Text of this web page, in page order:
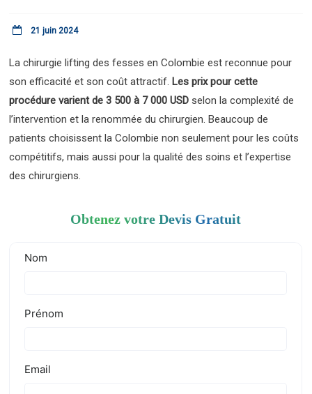
21 juin 2024
La chirurgie lifting des fesses en Colombie est reconnue pour
son efficacité et son coût attractif. Les prix pour cette
procédure varient de 3 500 à 7 000 USD selon la complexité de
l’intervention et la renommée du chirurgien. Beaucoup de
patients choisissent la Colombie non seulement pour les coûts
compétitifs, mais aussi pour la qualité des soins et l’expertise
des chirurgiens.
Obtenez votre Devis Gratuit